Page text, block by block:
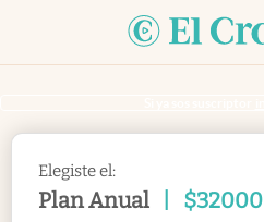
Elegiste el:
Plan Anual $32000